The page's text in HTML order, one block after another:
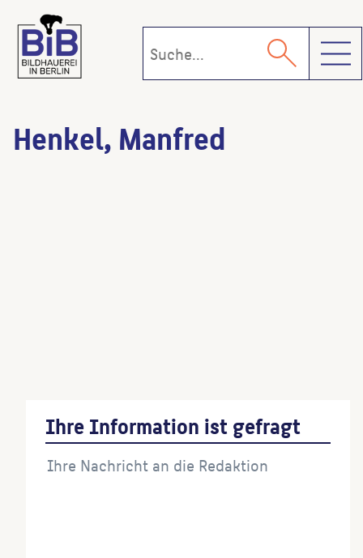
Henkel, Manfred
Ihre Information ist gefragt